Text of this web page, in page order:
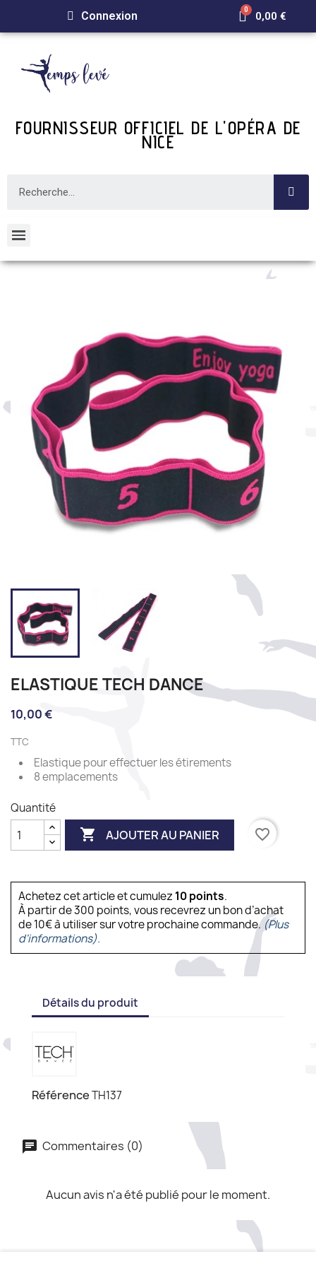
Connexion 0,00 €
FOURNISSEUR OFFICIEL DE L'OPÉRA DE
NICE
ELASTIQUE TECH DANCE
10,00 €
TTC
Elastique pour effectuer les étirements
8 emplacements
Quantité
 AJOUTER AU PANIER favorite_border
Achetez cet article et cumulez 10points.
À partir de 300 points, vous recevrez un bon d’achat
de 10€ à utiliser sur votre prochaine commande. (Plus
d'informations).
Détails du produit
RéférenceTH137
Commentaires (0)
Aucun avis n'a été publié pour le moment.